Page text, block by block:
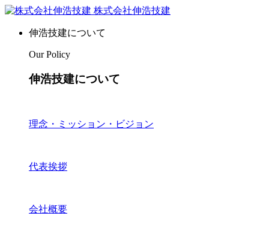
株式会社伸浩技建
伸浩技建について
Our Policy
伸浩技建について
理念・ミッション・ビジョン
代表挨拶
会社概要